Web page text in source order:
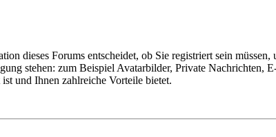
dieses Forums entscheidet, ob Sie registriert sein
stehen: zum Beispiel Avatarbilder, Private Nachrichten,
und Ihnen zahlreiche Vorteile bietet.